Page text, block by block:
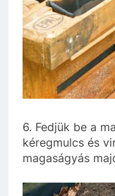
6. Fedjük be a
kéregmulcs és
magaságyás